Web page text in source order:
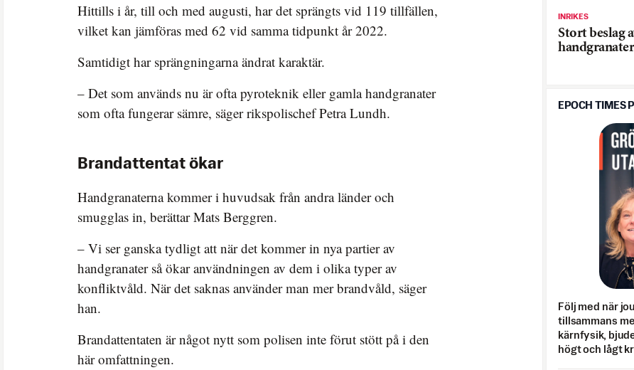
Hittills i år, till och med augusti, har det sprängts vid 119 tillfällen,
vilket kan jämföras med 62 vid samma tidpunkt år 2022.
Samtidigt har sprängningarna ändrat karaktär.
– Det som används nu är ofta pyroteknik eller gamla handgranater
som ofta fungerar sämre, säger rikspolischef Petra Lundh.
Brandattentat ökar
Handgranaterna kommer i huvudsak från andra länder och
smugglas in, berättar Mats Berggren.
– Vi ser ganska tydligt att när det kommer in nya partier av
handgranater så ökar användningen av dem i olika typer av
konfliktvåld. När det saknas använder man mer brandvåld, säger
han.
Brandattentaten är något nytt som polisen inte förut stött på i den
här omfattningen.
INRIKES
Stort beslag
EPOCH TIMES
Följ med när
tillsammans
kärnfysik,
högt och lågt